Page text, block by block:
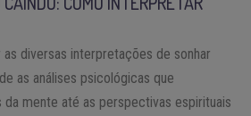
as diversas interpretações de sonhar
as análises psicológicas que
mente até as perspectivas espirituais